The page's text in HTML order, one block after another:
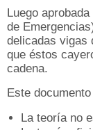
Luego
de
delicadas vigas
que éstos
cadena.
Este
La teoría no